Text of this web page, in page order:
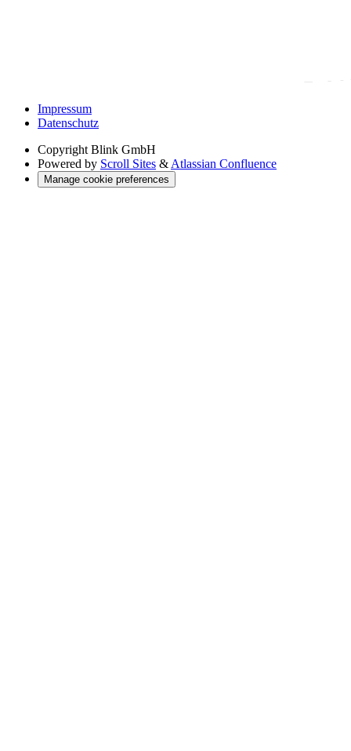
Impressum
Datenschutz
Copyright Blink GmbH
Powered by Scroll Sites & Atlassian Confluence
Manage cookie preferences